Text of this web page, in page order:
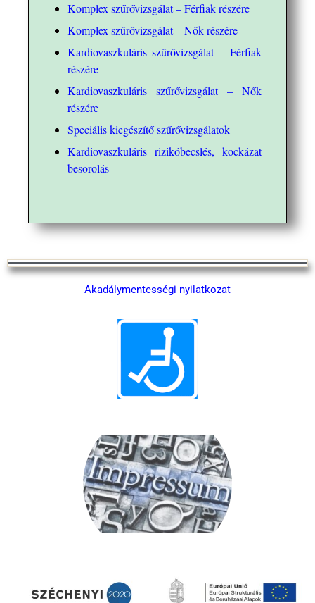
Komplex szűrővizsgálat – Férfiak részére
Komplex szűrővizsgálat – Nők részére
Kardiovaszkuláris szűrővizsgálat – Férfiak
részére
Kardiovaszkuláris szűrővizsgálat – Nők
részére
Speciális kiegészítő szűrővizsgálatok
Kardiovaszkuláris rizikóbecslés, kockázat
besorolás
‎Akadálymentességi nyilatkozat